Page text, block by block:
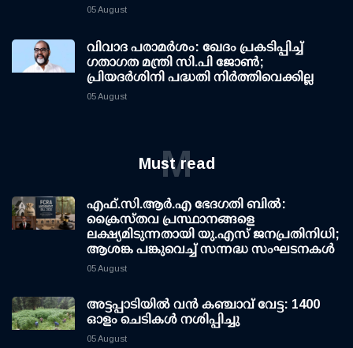
05 August
വിവാദ പരാമര്‍ശം: ഖേദം പ്രകടിപ്പിച്ച്
ഗതാഗത മന്ത്രി സി.പി ജോണ്‍;
പ്രിയദര്‍ശിനി പദ്ധതി നിര്‍ത്തിവെക്കില്ല
05 August
Must read
M
എഫ്.സി.ആര്‍.എ ഭേദഗതി ബില്‍:
ക്രൈസ്തവ പ്രസ്ഥാനങ്ങളെ
ലക്ഷ്യമിടുന്നതായി യു.എസ് ജനപ്രതിനിധി;
ആശങ്ക പങ്കുവെച്ച് സന്നദ്ധ സംഘടനകള്‍
05 August
അട്ടപ്പാടിയില്‍ വന്‍ കഞ്ചാവ് വേട്ട: 1400
ഓളം ചെടികള്‍ നശിപ്പിച്ചു
05 August